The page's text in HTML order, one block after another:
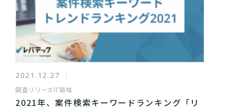
2021.12.27
調査リリース IT領域
2021年、案件検索キーワードランキング「リ